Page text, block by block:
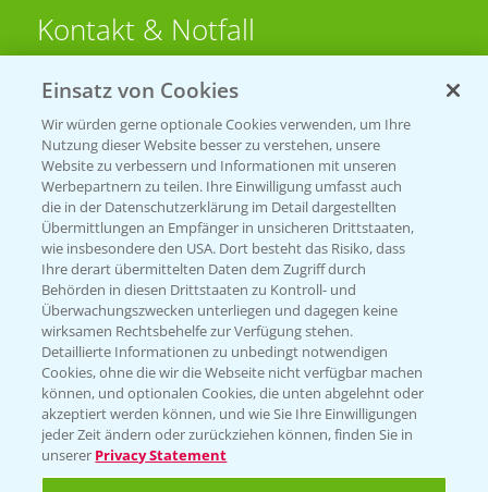
Kontakt & Notfall
Beratung auf WhatsApp
T.+49 (0)174 346 564 1
KONTAKT
Hilfe in Notfällen
T.+49 (0)214/30-20220
Folgen Sie uns
Einsatz von Cookies
Wir würden gerne optionale Cookies verwenden, um Ihre
Nutzung dieser Website besser zu verstehen, unsere
Website zu verbessern und Informationen mit unseren
Werbepartnern zu teilen. Ihre Einwilligung umfasst auch
die in der Datenschutzerklärung im Detail dargestellten
Übermittlungen an Empfänger in unsicheren Drittstaaten,
wie insbesondere den USA. Dort besteht das Risiko, dass
Ihre derart übermittelten Daten dem Zugriff durch
Behörden in diesen Drittstaaten zu Kontroll- und
Überwachungszwecken unterliegen und dagegen keine
wirksamen Rechtsbehelfe zur Verfügung stehen.
Detaillierte Informationen zu unbedingt notwendigen
Cookies, ohne die wir die Webseite nicht verfügbar machen
können, und optionalen Cookies, die unten abgelehnt oder
akzeptiert werden können, und wie Sie Ihre Einwilligungen
jeder Zeit ändern oder zurückziehen können, finden Sie in
unserer Privacy Statement